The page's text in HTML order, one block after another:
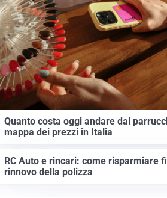
Quanto costa oggi andare dal
mappa dei prezzi in Italia
RC Auto e rincari: come risparmiare
rinnovo della polizza